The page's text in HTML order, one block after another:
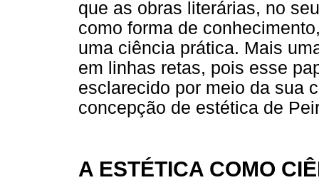
que as obras literárias, no
como forma de
uma ciência prática. Mais
em linhas retas, pois esse
esclarecido por meio da sua
concepção de estética de
A ESTÉTICA COMO